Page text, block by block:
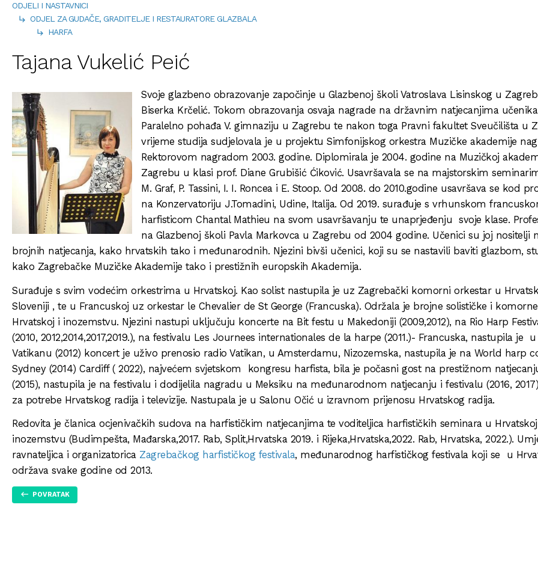
ODJELI I NASTAVNICI
ODJEL ZA GUDAČE, GRADITELJE I RESTAURATORE GLAZBALA
HARFA
Tajana Vukelić Peić
Svoje glazbeno obrazovanje započinje u Glazbenoj školi Vatroslava Lisinskog u
Biserka Krčelić. Tokom obrazovanja osvaja nagrade na državnim natjecanjima
Paralelno pohađa V. gimnaziju u Zagrebu te nakon toga Pravni fakultet Sveučilišta u
vrijeme studija sudjelovala je u projektu Simfonijskog orkestra Muzičke akademije
Rektorovom nagradom 2003. godine. Diplomirala je 2004. godine na Muzičkoj
Zagrebu u klasi prof. Diane Grubišić Ćiković. Usavršavala se na majstorskim
M. Graf, P. Tassini, I. I. Roncea i E. Stoop. Od 2008. do 2010.godine usavršava se kod
na Konzervatoriju J.Tomadini, Udine, Italija. Od 2019. surađuje s vrhunskom
harfisticom Chantal Mathieu na svom usavršavanju te unaprjeđenju svoje klase.
na Glazbenoj školi Pavla Markovca u Zagrebu od 2004 godine. Učenici su joj nositelji
brojnih natjecanja, kako hrvatskih tako i međunarodnih. Njezini bivši učenici, koji su se nastavili baviti glazbom,
kako Zagrebačke Muzičke Akademije tako i prestižnih europskih Akademija.
Surađuje s svim vodećim orkestrima u Hrvatskoj. Kao solist nastupila je uz Zagrebački komorni orkestar u
Sloveniji , te u Francuskoj uz orkestar le Chevalier de St George (Francuska). Održala je brojne solističke i
Hrvatskoj i inozemstvu. Njezini nastupi uključuju koncerte na Bit festu u Makedoniji (2009,2012), na Rio Harp
(2010, 2012,2014,2017,2019.), na festivalu Les Journees internationales de la harpe (2011.)- Francuska, nastupila je
Vatikanu (2012) koncert je uživo prenosio radio Vatikan, u Amsterdamu, Nizozemska, nastupila je na World harp
Sydney (2014) Cardiff ( 2022), najvećem svjetskom kongresu harfista, bila je počasni gost na prestižnom
(2015), nastupila je na festivalu i dodijelila nagradu u Meksiku na međunarodnom natjecanju i festivalu (2016,
za potrebe Hrvatskog radija i televizije. Nastupala je u Salonu Očić u izravnom prijenosu Hrvatskog radija.
Redovita je članica ocjenivačkih sudova na harfističkim natjecanjima te voditeljica harfističkih seminara u
inozemstvu (Budimpešta, Mađarska,2017. Rab, Split,Hrvatska 2019. i Rijeka,Hrvatska,2022. Rab, Hrvatska, 2022.).
ravnateljica i organizatorica Zagrebačkog harfističkog festivala, međunarodnog harfističkog festivala koji se u
održava svake godine od 2013.
POVRATAK